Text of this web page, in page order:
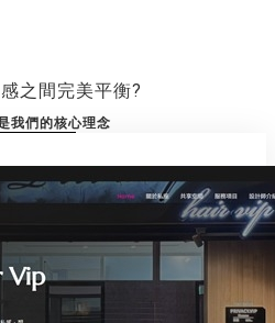
之間完美平衡?
我們的核心理念